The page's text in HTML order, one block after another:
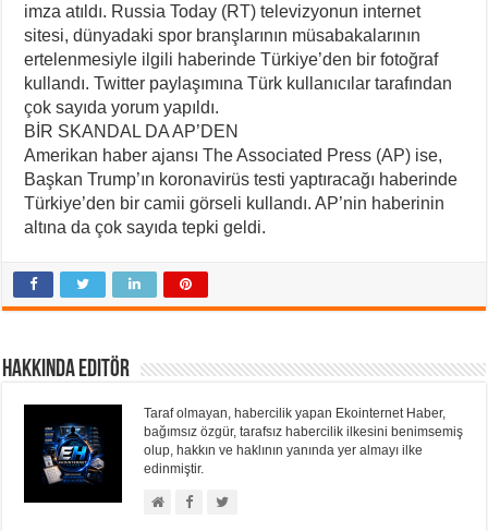
imza atıldı. Russia Today (RT) televizyonun internet
sitesi, dünyadaki spor branşlarının müsabakalarının
ertelenmesiyle ilgili haberinde Türkiye’den bir fotoğraf
kullandı. Twitter paylaşımına Türk kullanıcılar tarafından
çok sayıda yorum yapıldı.
BİR SKANDAL DA AP’DEN
Amerikan haber ajansı The Associated Press (AP) ise,
Başkan Trump’ın koronavirüs testi yaptıracağı haberinde
Türkiye’den bir camii görseli kullandı. AP’nin haberinin
altına da çok sayıda tepki geldi.
Hakkında Editör
Taraf olmayan, habercilik yapan Ekointernet Haber,
bağımsız özgür, tarafsız habercilik ilkesini benimsemiş
olup, hakkın ve haklının yanında yer almayı ilke
edinmiştir.